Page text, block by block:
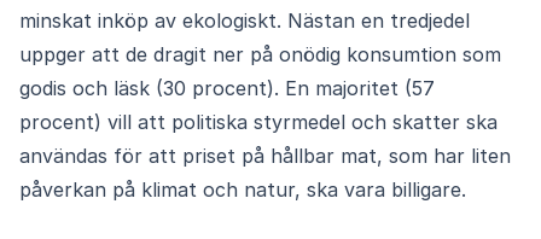
minskat inköp av ekologiskt. Nästan en tredjedel
uppger att de dragit ner på onödig konsumtion som
godis och läsk (30 procent). En majoritet (57
procent) vill att politiska styrmedel och skatter ska
användas för att priset på hållbar mat, som har liten
påverkan på klimat och natur, ska vara billigare.